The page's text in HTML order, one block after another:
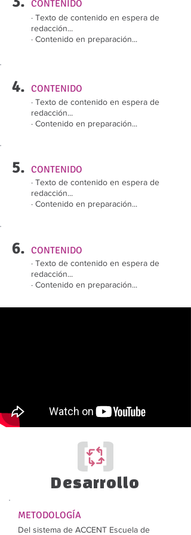
CONTENIDO
· Texto de contenido en espera de
redacción...
· Contenido en preparación...
4. CONTENIDO
· Texto de contenido en espera de
redacción...
· Contenido en preparación...
5. CONTENIDO
· Texto de contenido en espera de
redacción...
· Contenido en preparación...
6. CONTENIDO
· Texto de contenido en espera de
redacción...
· Contenido en preparación...
Desarrollo
METODOLOGÍA
Del sistema de ACCENT Escuela de